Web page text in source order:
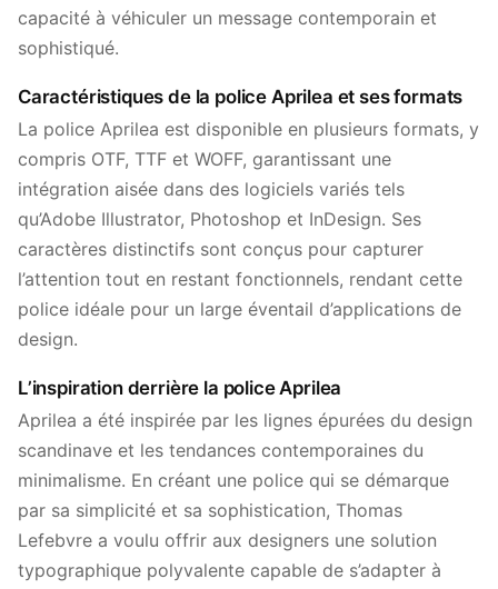
capacité à véhiculer un message contemporain et
sophistiqué.
Caractéristiques de la police Aprilea et ses formats
La police Aprilea est disponible en plusieurs formats, y
compris OTF, TTF et WOFF, garantissant une
intégration aisée dans des logiciels variés tels
qu’Adobe Illustrator, Photoshop et InDesign. Ses
caractères distinctifs sont conçus pour capturer
l’attention tout en restant fonctionnels, rendant cette
police idéale pour un large éventail d’applications de
design.
L’inspiration derrière la police Aprilea
Aprilea a été inspirée par les lignes épurées du design
scandinave et les tendances contemporaines du
minimalisme. En créant une police qui se démarque
par sa simplicité et sa sophistication, Thomas
Lefebvre a voulu offrir aux designers une solution
typographique polyvalente capable de s’adapter à